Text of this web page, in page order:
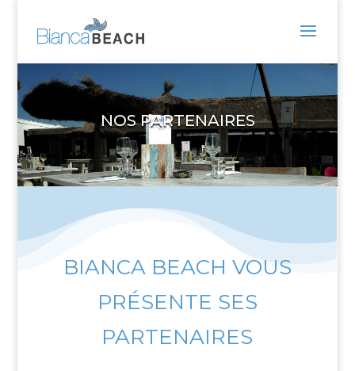
NOS PARTENAIRES
BIANCA BEACH VOUS
PRÉSENTE SES
PARTENAIRES